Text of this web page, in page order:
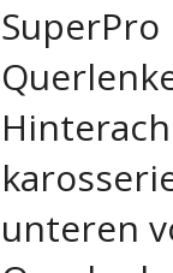
SuperPro
unteren